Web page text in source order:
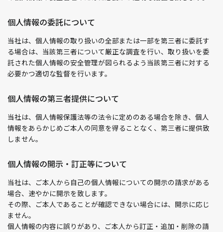
個人情報の委託について
当社は、個人情報の取り扱いの全部または一部を第三者に委託す
る場合は、当該第三者について厳正な調査を行い、取り扱いを委
託された個人情報の安全管理が図られるよう当該第三者に対する
必要かつ適切な監督を行います。
個人情報の第三者提供について
当社は、個人情報保護法等の法令に定めのある場合を除き、個人
情報をあらかじめご本人の同意を得ることなく、第三者に提供致
しません。
個人情報の開示・訂正等について
当社は、ご本人から自己の個人情報についての開示の請求がある
場合、速やかに開示を致します。
その際、ご本人であることが確認できない場合には、開示に応じ
ません。
個人情報の内容に誤りがあり、ご本人から訂正・追加・削除の請